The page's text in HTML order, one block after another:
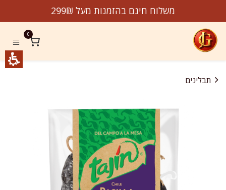
משלוח חינם בהזמנות מעל 299₪
0
תבלינים